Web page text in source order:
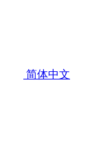
简体中文